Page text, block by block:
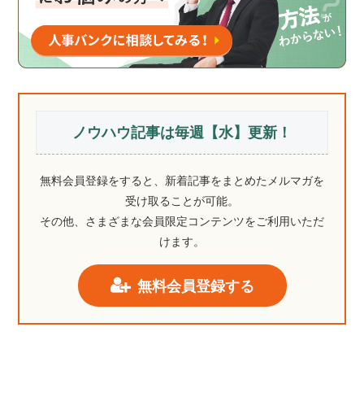
ノウハウ記事は毎週【水】更新！
無料会員登録をすると、新着記事をまとめたメルマガを
受け取ることが可能。
その他、さまざまな会員限定コンテンツをご利用いただ
けます。
無料会員登録する